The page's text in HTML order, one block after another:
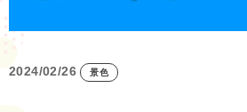
2024/02/26 景色